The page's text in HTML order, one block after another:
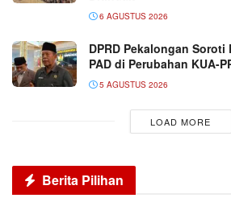
6 AGUSTUS 2026
DPRD Pekalongan
PAD di Perubahan KUA-
5 AGUSTUS 2026
LOAD MORE
Berita Pilihan